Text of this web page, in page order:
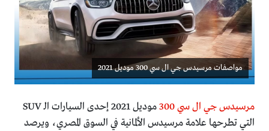
مواصفات مرسيدس جي ال سي 300 موديل 2021
مرسيدس جي ال سي 300
موديل 2021 إحدى السيارات الـ SUV
التي تطرحها علامة مرسيدس الألمانية في السوق المصري، ويرصد